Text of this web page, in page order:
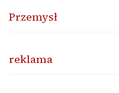
Przemysł
reklama